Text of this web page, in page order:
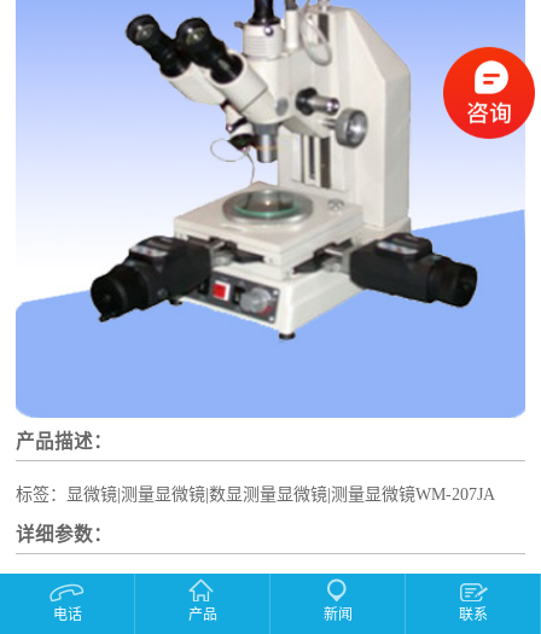
产品描述：
标签：显微镜|测量显微镜|数显测量显微镜|测量显微镜WM-207JA
详细参数：
一、物、目镜和放大倍率（表）
系统图解：
电话 产品 新闻 联系